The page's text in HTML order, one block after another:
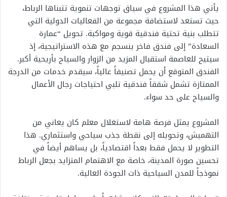
يأتي هذا المشروع في سياق توجهات تنموية تتبناها الرباط،
حيث تستعد لاستضافة مجموعة من الفعاليات الدولية التي
تتطلب بنية تحتية فندقية قوية ومواكبة. تحويل “عمارة
السعادة” إلى فندق فاخر ينسجم مع هذه الاستراتيجية، إذ
سيتيح للعاصمة استقبال المزيد من الزوار والسياح بأريحية أكبر.
الفندق المتوقع أن يحمل تصنيفاً عالياً، سيقدم خدمات من الدرجة
الممتازة تشمل شققاً فندقية تلبي احتياجات رجال الأعمال
والسياح على حد سواء.
المشروع يمثل فرصة هامة لاستغلال معلم كان يعاني من
التهميش، وتحويله إلى نقطة جذب سياحي واستثماري. هذا
التطوير لا يحمل فقط بعداً اقتصادياً، بل يساهم أيضاً في
تحسين صورة المدينة، خاصة مع الاهتمام المتزايد بجعل الرباط
نموذجاً للمدن السياحية ذات الجودة العالية.